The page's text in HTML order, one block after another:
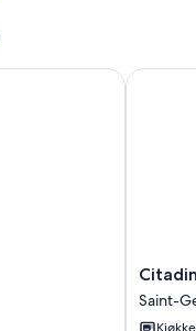
Saint-
Saint-